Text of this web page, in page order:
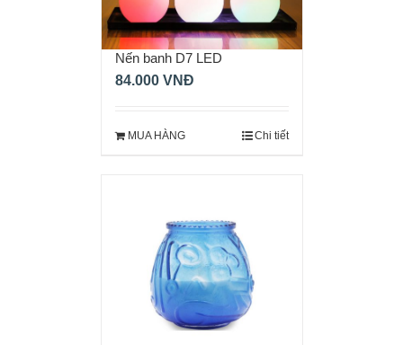
Nến banh D7 LED
84.000 VNĐ
MUA HÀNG Chi tiết